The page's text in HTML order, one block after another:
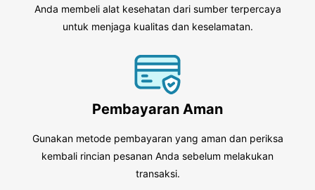
Anda membeli alat kesehatan dari sumber terpercaya
untuk menjaga kualitas dan keselamatan.
Pembayaran Aman
Gunakan metode pembayaran yang aman dan periksa
kembali rincian pesanan Anda sebelum melakukan
transaksi.